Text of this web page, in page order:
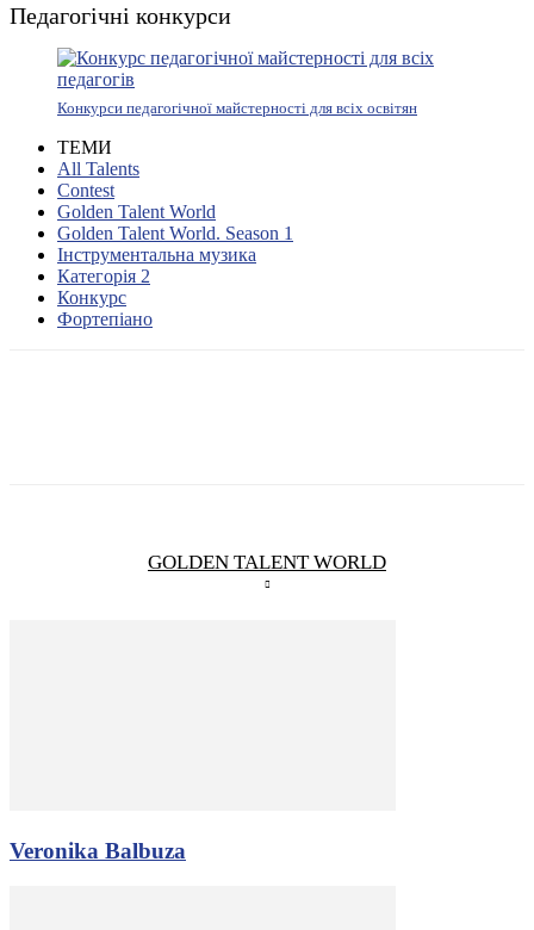
Педагогічні конкурси
Конкурси педагогічної майстерності для всіх освітян
ТЕМИ
All Talents
Contest
Golden Talent World
Golden Talent World. Season 1
Інструментальна музика
Категорія 2
Конкурс
Фортепіано
GOLDEN TALENT WORLD
Veronika Balbuza